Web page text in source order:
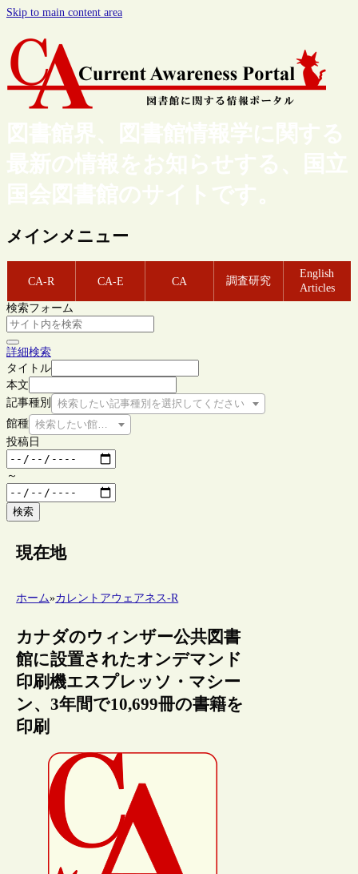
Skip to main content area
図書館界、図書館情報学に関する
最新の情報をお知らせする、国立
国会図書館のサイトです。
メインメニュー
CA-R CA-E CA 調査研究
English
Articles
検索フォーム
詳細検索
タイトル
本文
記事種別
検索したい記事種別を選択してください
館種 検索したい館種を選択してください
投稿日
～
検索
現在地
ホーム»カレントアウェアネス-R
カナダのウィンザー公共図書
館に設置されたオンデマンド
印刷機エスプレッソ・マシー
ン、3年間で10,699冊の書籍を
印刷